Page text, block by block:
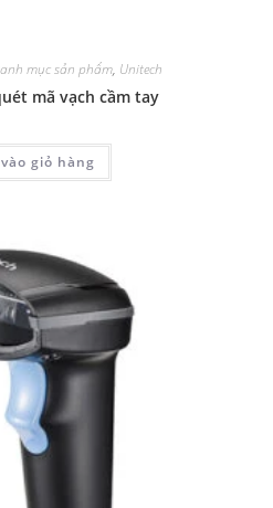
mục sản phẩm, Unitech
mã vạch cầm tay
giỏ hàng